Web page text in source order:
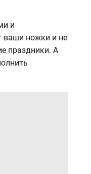
и
ваши ножки и не
праздники. А